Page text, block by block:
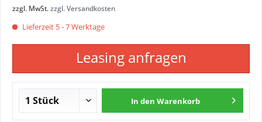
zzgl. MwSt.zzgl. Versandkosten
Lieferzeit 5 - 7 Werktage
Leasing anfragen
In den Warenkorb